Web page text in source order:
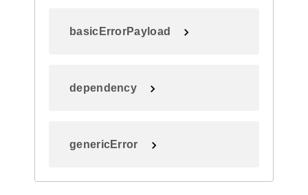
basicErrorPayload
dependency
genericError